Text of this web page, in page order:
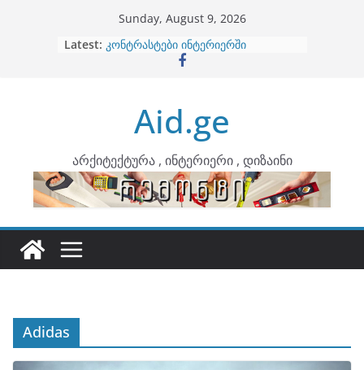
Sunday, August 9, 2026
Latest: ბინების გაერთიანება
კონტრასტები ინტერიერში
ინტერიერის დიზიანი
არტემიდი წარმოგიდგენთ
Aid.ge
არქიტექტურა , ინტერიერი , დიზაინი
Adidas